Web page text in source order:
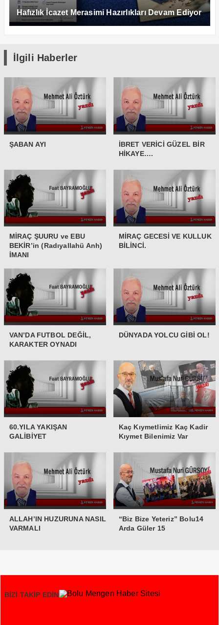
Hafızlık İcazet Merasimi Hazırlıkları Devam Ediyor
İlgili Haberler
ŞABAN AYI
İBRET VERİCİ GÜZEL BİR
HİKAYE….
MİRAÇ ŞUURU ve EBU
BEKİR’in (Radıyallahü Anh)
İMANI
MİRAÇ GECESİ VE KULLUK
BİLİNCİ.
VAN’DA FUTBOL DEĞİL,
KARAKTER OYNADI
DÜNYADA YOLCU GİBİ OL!
60.YILA YAKIŞAN
GALİBİYET
Kaç Kıymetlimiz Kaç Kadir
Kıymet Bilenimiz Var
ALLAH’IN HUZURUNA NASIL
VARMALI
“Biz Bize Yeteriz” Bolu14
Arda Güler 15
BİZİ TAKİP EDİN